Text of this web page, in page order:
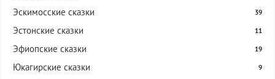
Эскимосские сказки 39
Эстонские сказки 11
Эфиопские сказки 19
Юкагирские сказки 9